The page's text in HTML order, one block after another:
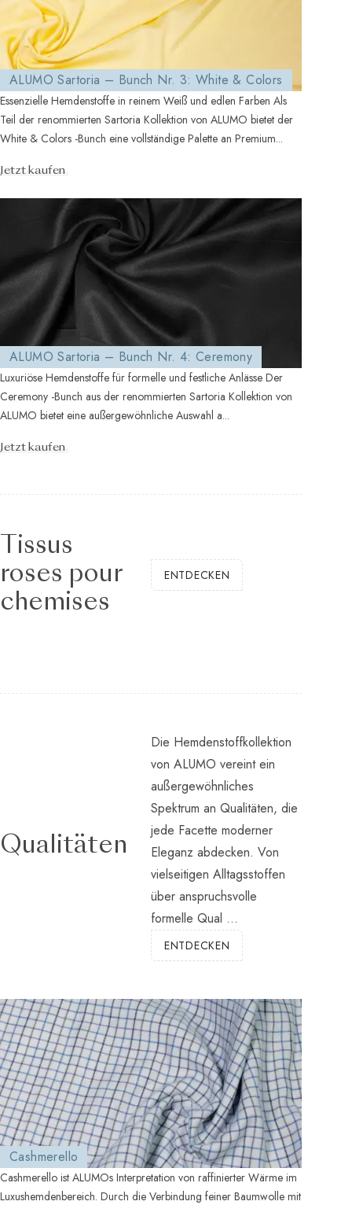
ALUMO Sartoria – Bunch Nr. 3: White & Colors
Essenzielle Hemdenstoffe in reinem Weiß und edlen Farben Als
Teil der renommierten Sartoria Kollektion von ALUMO bietet der
White & Colors -Bunch eine vollständige Palette an Premium...
Jetzt kaufen
ALUMO Sartoria – Bunch Nr. 4: Ceremony
Luxuriöse Hemdenstoffe für formelle und festliche Anlässe Der
Ceremony -Bunch aus der renommierten Sartoria Kollektion von
ALUMO bietet eine außergewöhnliche Auswahl a...
Jetzt kaufen
Tissus
roses pour
chemises
ENTDECKEN
Qualitäten
Die Hemdenstoffkollektion
von ALUMO vereint ein
außergewöhnliches
Spektrum an Qualitäten, die
jede Facette moderner
Eleganz abdecken. Von
vielseitigen Alltagsstoffen
über anspruchsvolle
formelle Qual ...
ENTDECKEN
Cashmerello
Cashmerello ist ALUMOs Interpretation von raffinierter Wärme im
Luxushemdenbereich. Durch die Verbindung feiner Baumwolle mit